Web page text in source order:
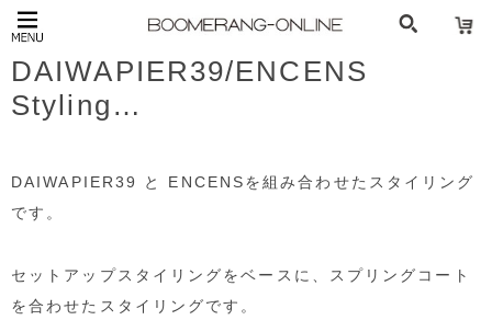
DAIWAPIER39/ENCENS
Styling…
DAIWAPIER39 と ENCENSを組み合わせたスタイリング
です。
セットアップスタイリングをベースに、スプリングコート
を合わせたスタイリングです。